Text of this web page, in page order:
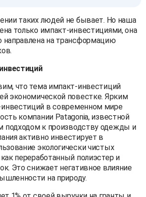
таких людей не бывает. Но наша
только импакт-инвестициями, она
направлена на трансформацию
что тема импакт-инвестиций
экономической повестке. Ярким
в современном мире
компании Patagonia, известной
подходом к производству одежды и
активно инвестирует в
экологически чистых
переработанный полиэстер и
Это снижает негативное влияние
на природу.